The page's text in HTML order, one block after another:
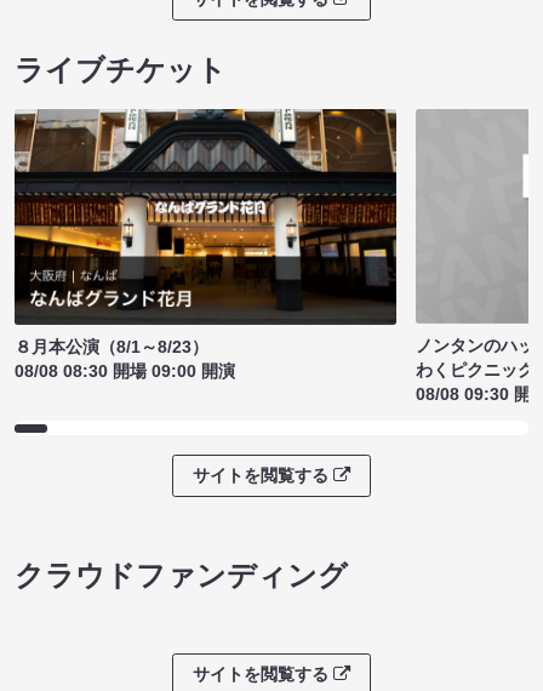
ライブチケット
８月本公演（8/1～8/23）
08/08 08:30 開場 09:00 開演
ノンタンのハッ
わくピクニック
08/08 09:30 開
サイトを閲覧する
クラウドファンディング
サイトを閲覧する